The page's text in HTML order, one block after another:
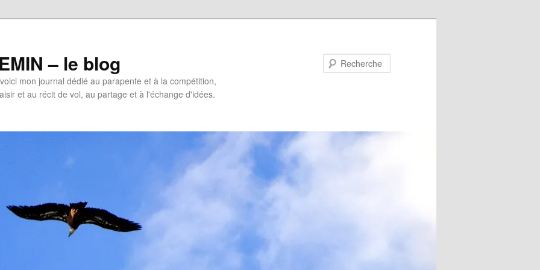
– le blog
mon journal dédié au parapente et à la compétition,
et au récit de vol, au partage et à l'échange d'idées.